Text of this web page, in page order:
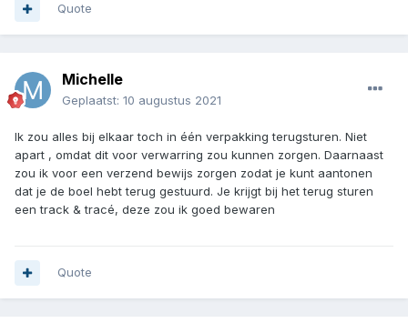
Quote
Michelle
Geplaatst: 10 augustus 2021
Ik zou alles bij elkaar toch in één verpakking terugsturen. Niet
apart , omdat dit voor verwarring zou kunnen zorgen. Daarnaast
zou ik voor een verzend bewijs zorgen zodat je kunt aantonen
dat je de boel hebt terug gestuurd. Je krijgt bij het terug sturen
een track & tracé, deze zou ik goed bewaren
Quote